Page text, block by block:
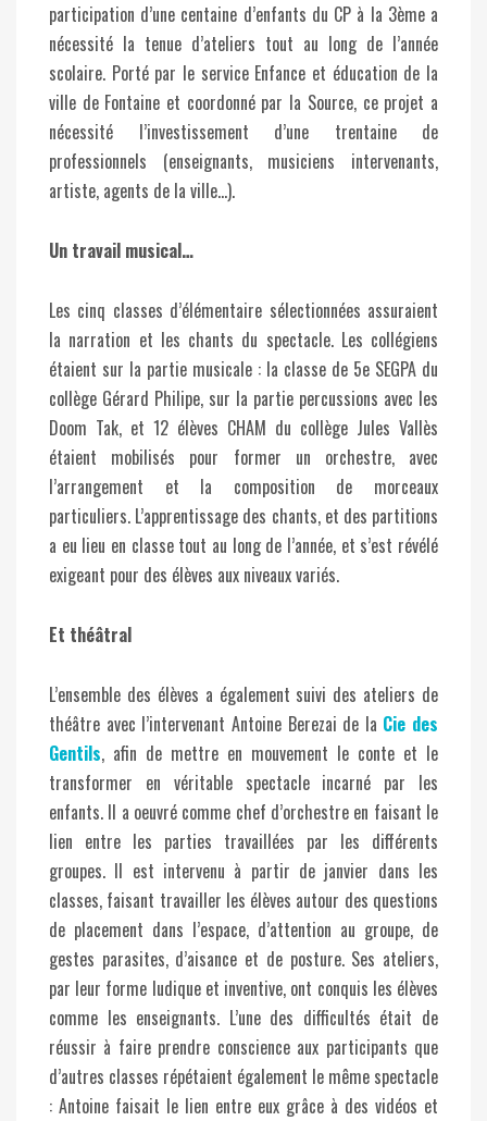
participation d’une centaine d’enfants du CP à la 3ème a
nécessité la tenue d’ateliers tout au long de l’année
scolaire. Porté par le service Enfance et éducation de la
ville de Fontaine et coordonné par la Source, ce projet a
nécessité l’investissement d’une trentaine de
professionnels (enseignants, musiciens intervenants,
artiste, agents de la ville…).
Un travail musical…
Les cinq classes d’élémentaire sélectionnées assuraient
la narration et les chants du spectacle. Les collégiens
étaient sur la partie musicale : la classe de 5e SEGPA du
collège Gérard Philipe, sur la partie percussions avec les
Doom Tak, et 12 élèves CHAM du collège Jules Vallès
étaient mobilisés pour former un orchestre, avec
l’arrangement et la composition de morceaux
particuliers. L’apprentissage des chants, et des partitions
a eu lieu en classe tout au long de l’année, et s’est révélé
exigeant pour des élèves aux niveaux variés.
Et théâtral
L’ensemble des élèves a également suivi des ateliers de
théâtre avec l’intervenant Antoine Berezai de la Cie des
Gentils, afin de mettre en mouvement le conte et le
transformer en véritable spectacle incarné par les
enfants. Il a oeuvré comme chef d’orchestre en faisant le
lien entre les parties travaillées par les différents
groupes. Il est intervenu à partir de janvier dans les
classes, faisant travailler les élèves autour des questions
de placement dans l’espace, d’attention au groupe, de
gestes parasites, d’aisance et de posture. Ses ateliers,
par leur forme ludique et inventive, ont conquis les élèves
comme les enseignants. L’une des difficultés était de
réussir à faire prendre conscience aux participants que
d’autres classes répétaient également le même spectacle
: Antoine faisait le lien entre eux grâce à des vidéos et